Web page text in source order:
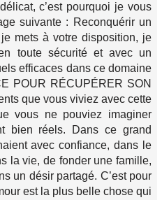
c’est pourquoi je vous
suivante : Reconquérir un
mets à votre disposition, je
toute sécurité et avec un
efficaces dans ce domaine
POUR RÉCUPÉRER SON
que vous viviez avec cette
vous ne pouviez imaginer
bien réels. Dans ce grand
avec confiance, dans le
la vie, de fonder une famille,
un désir partagé. C’est pour
est la plus belle chose qui